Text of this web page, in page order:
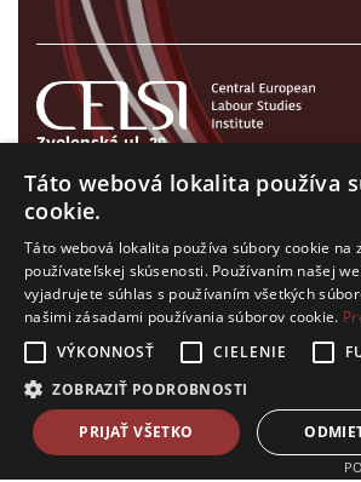
Zvolenská ul. 29
821 09 Bratislava, Slovenská republika
Tel./Fax:+421 2 207 35 767
E-mail: info@celsi.sk
Všetky práva na CELSI logo a ostatný obsah na
vyhradený. © CELSI 2008- 2026
design by
crafted
Táto webová lokalita používa
cookie.
Táto webová lokalita používa súbory cookie na
používateľskej skúsenosti. Používaním našej
vyjadrujete súhlas s používaním všetkých
našimi zásadami používania súborov cookie.
VÝKONNOSŤ
CIELENIE
ZOBRAZIŤ PODROBNOSTI
PRIJAŤ VŠETKO